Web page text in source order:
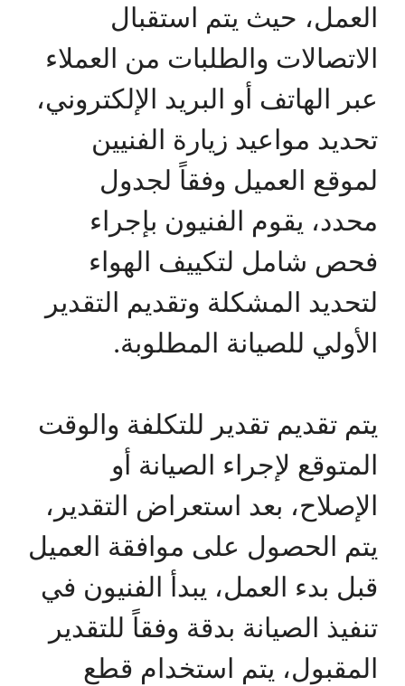
العمل، حيث يتم استقبال
الاتصالات والطلبات من العملاء
عبر الهاتف أو البريد الإلكتروني،
تحديد مواعيد زيارة الفنيين
لموقع العميل وفقاً لجدول
محدد، يقوم الفنيون بإجراء
فحص شامل لتكييف الهواء
لتحديد المشكلة وتقديم التقدير
الأولي للصيانة المطلوبة.
يتم تقديم تقدير للتكلفة والوقت
المتوقع لإجراء الصيانة أو
الإصلاح، بعد استعراض التقدير،
يتم الحصول على موافقة العميل
قبل بدء العمل، يبدأ الفنيون في
تنفيذ الصيانة بدقة وفقاً للتقدير
المقبول، يتم استخدام قطع